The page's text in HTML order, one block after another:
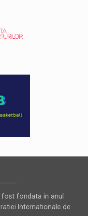
fost fondata in anul
Internationale de